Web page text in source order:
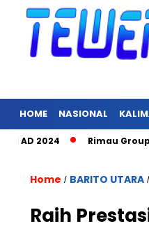
HOME NASIONAL
Rimau Group
Home / BARITO UTARA /
Raih